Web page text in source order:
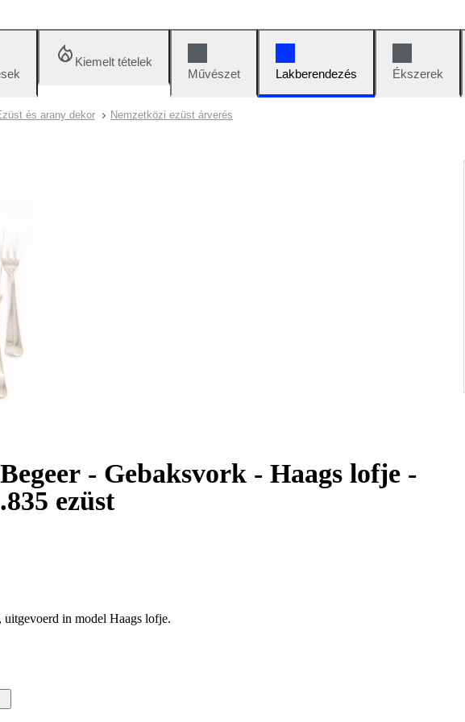
Kiemelt tételek
Művészet
Lakberendezés Ékszerek
és arany dekor Nemzetközi ezüst árverés
- Gebaksvork - Haags lofje -
ezüst
in model Haags lofje.